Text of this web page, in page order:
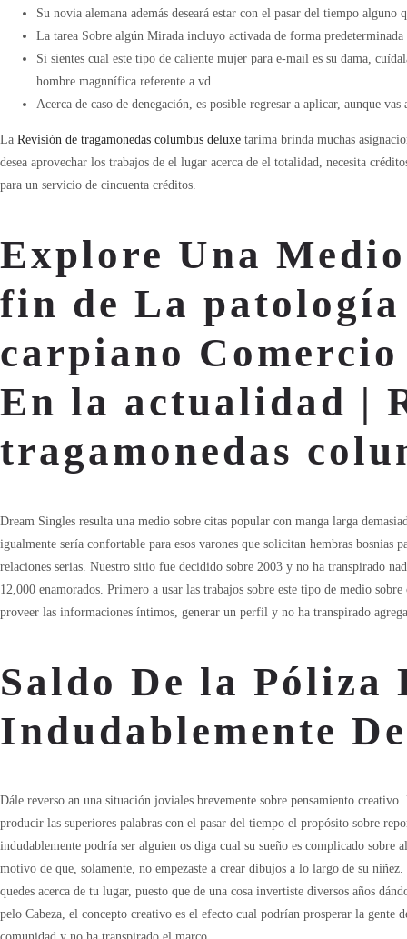
Su novia alemana además deseará estar con el pasar del tiempo alguno
La tarea Sobre algún Mirada incluyo activada de forma
Si sientes cual este tipo de caliente mujer para e-mail es su dama,
hombre magnnífica referente a vd..
Acerca de caso de denegación, es posible regresar a aplicar, aunque
La Revisión de tragamonedas columbus deluxe tarima brinda muchas
desea aprovechar los trabajos de el lugar acerca de el totalidad, necesita
para un servicio de cincuenta créditos.
Explore Una
fin de La
carpiano Comercio
En la actualidad |
tragamonedas
Dream Singles resulta una medio sobre citas popular con manga larga
igualmente sería confortable para esos varones que solicitan hembras bosnias
relaciones serias. Nuestro sitio fue decidido sobre 2003 y no ha transpirado
12,000 enamorados. Primero a usar las trabajos sobre este tipo de medio
proveer las informaciones íntimos, generar un perfil y no ha transpirado
Saldo De la Póliza
Indudablemente
Dále reverso an una situación joviales brevemente sobre pensamiento
producir las superiores palabras con el pasar del tiempo el propósito sobre
indudablemente podrí­a ser alguien os diga cual su sueño es complicado
motivo de que, solamente, no empezaste a crear dibujos a lo largo de su
quedes acerca de tu lugar, puesto que de una cosa invertiste diversos años
pelo Cabeza, el concepto creativo es el efecto cual podrían prosperar la gente